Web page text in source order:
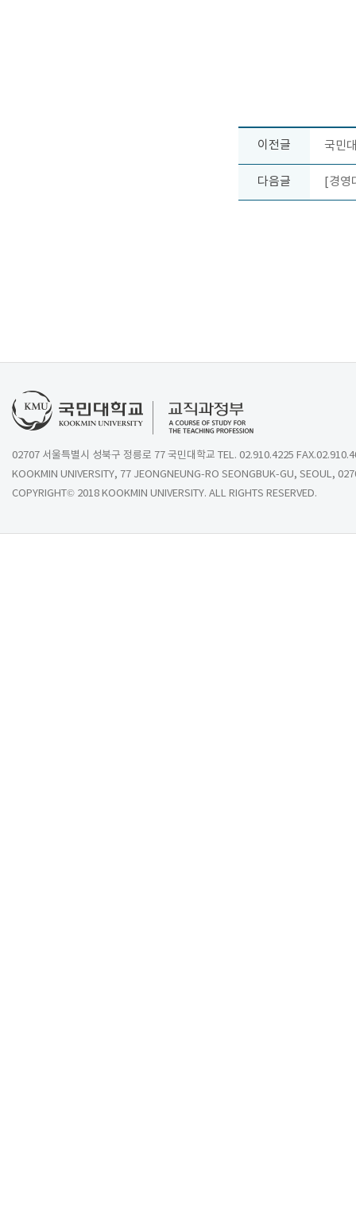
이전글 국민
다음글 [경영
02707 서울특별시 성북구 정릉로 77 국민대학교 TEL. 02.910.4225
KOOKMIN UNIVERSITY, 77 JEONGNEUNG-RO SEONGBUK-GU, SEOUL,
COPYRIGHT© 2018 KOOKMIN UNIVERSITY. ALL RIGHTS RESERVED.